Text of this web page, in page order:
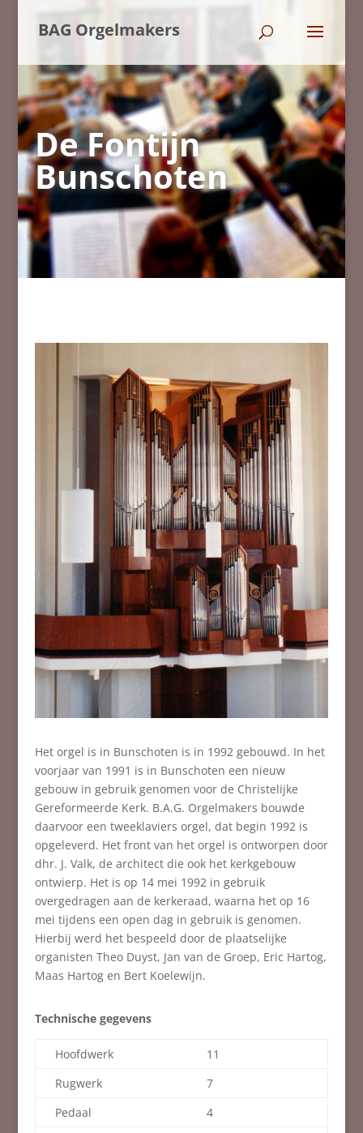
BAG Orgelmakers
De Fontijn
Bunschoten
Het orgel is in Bunschoten is in 1992 gebouwd. In het
voorjaar van 1991 is in Bunschoten een nieuw
gebouw in gebruik genomen voor de Christelijke
Gereformeerde Kerk. B.A.G. Orgelmakers bouwde
daarvoor een tweeklaviers orgel, dat begin 1992 is
opgeleverd. Het front van het orgel is ontworpen door
dhr. J. Valk, de architect die ook het kerkgebouw
ontwierp. Het is op 14 mei 1992 in gebruik
overgedragen aan de kerkeraad, waarna het op 16
mei tijdens een open dag in gebruik is genomen.
Hierbij werd het bespeeld door de plaatselijke
organisten Theo Duyst, Jan van de Groep, Eric Hartog,
Maas Hartog en Bert Koelewijn.
Technische gegevens
Hoofdwerk
11
Rugwerk
7
Pedaal
4